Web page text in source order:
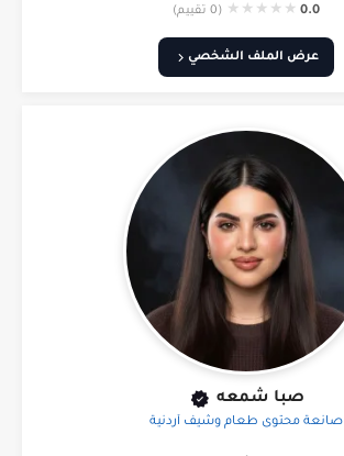
0.0
★
★
★
★
★ (0 تقييم)
عرض الملف الشخصي
صبا شمعه
صانعة محتوى طعام وشيف أردنية